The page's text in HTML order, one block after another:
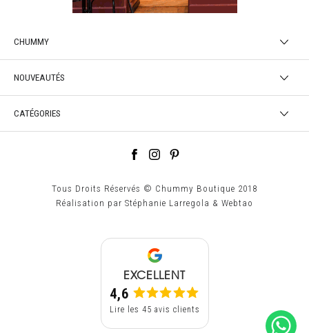
CHUMMY
NOUVEAUTÉS
CATÉGORIES
Tous Droits Réservés © Chummy Boutique 2018
Réalisation par Stéphanie Larregola & Webtao
EXCELLENT
4,6
Lire les 45 avis clients